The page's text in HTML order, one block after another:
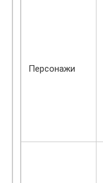
Персонажи